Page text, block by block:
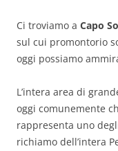
Ci troviamo a Capo
sul cui promontorio
oggi possiamo
L’intera area di
oggi comunemente
rappresenta uno
richiamo dell’intera